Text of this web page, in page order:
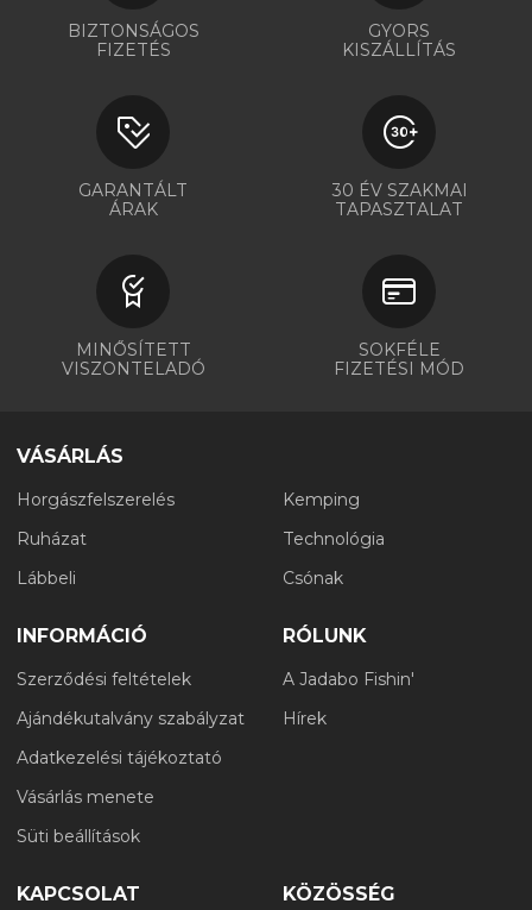
BIZTONSÁGOS
FIZETÉS
GYORS
KISZÁLLÍTÁS
GARANTÁLT
ÁRAK
30 ÉV SZAKMAI
TAPASZTALAT
MINŐSÍTETT
VISZONTELADÓ
SOKFÉLE
FIZETÉSI MÓD
VÁSÁRLÁS
Horgászfelszerelés
Ruházat
Lábbeli
Kemping
Technológia
Csónak
INFORMÁCIÓ
Szerződési feltételek
Ajándékutalvány szabályzat
Adatkezelési tájékoztató
Vásárlás menete
Süti beállítások
RÓLUNK
A Jadabo Fishin'
Hírek
KAPCSOLAT KÖZÖSSÉG